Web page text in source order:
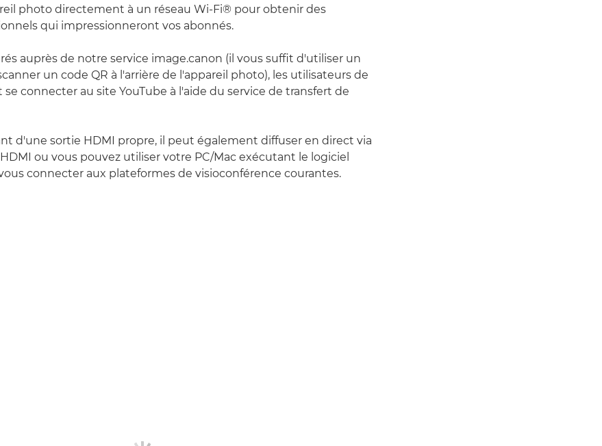
photo directement à un réseau Wi-Fi® pour obtenir des
qui impressionneront vos abonnés.
auprès de notre service image.canon (il vous suffit d'utiliser un
un code QR à l'arrière de l'appareil photo), les utilisateurs de
se connecter au site YouTube à l'aide du service de transfert de
d'une sortie HDMI propre, il peut également diffuser en direct via
ou vous pouvez utiliser votre PC/Mac exécutant le logiciel
connecter aux plateformes de visioconférence courantes.